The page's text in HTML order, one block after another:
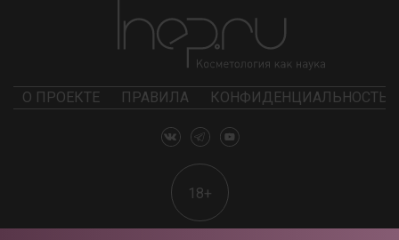
О ПРОЕКТЕ ПРАВИЛА КОНФИДЕНЦИАЛЬНОСТЬ
18+